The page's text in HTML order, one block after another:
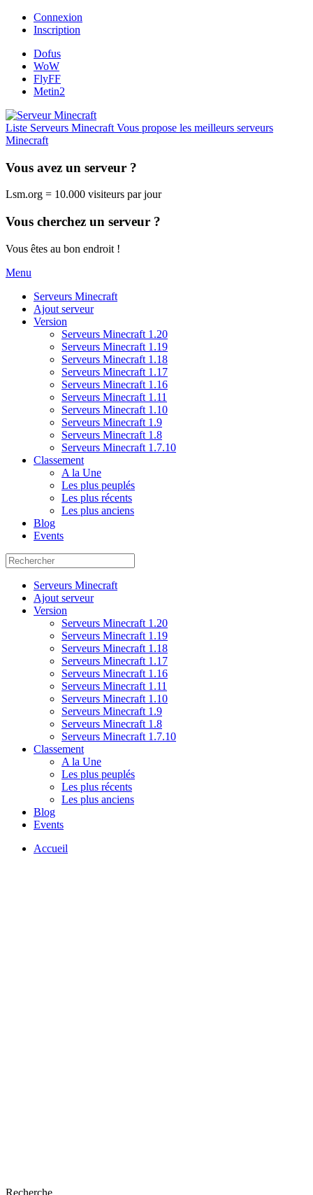
Connexion
Inscription
Dofus
WoW
FlyFF
Metin2
Liste Serveurs Minecraft Vous propose les meilleurs serveurs
Minecraft
Vous avez un serveur ?
Lsm.org = 10.000 visiteurs par jour
Vous cherchez un serveur ?
Vous êtes au bon endroit !
Menu
Serveurs Minecraft
Ajout serveur
Version
Serveurs Minecraft 1.20
Serveurs Minecraft 1.19
Serveurs Minecraft 1.18
Serveurs Minecraft 1.17
Serveurs Minecraft 1.16
Serveurs Minecraft 1.11
Serveurs Minecraft 1.10
Serveurs Minecraft 1.9
Serveurs Minecraft 1.8
Serveurs Minecraft 1.7.10
Classement
A la Une
Les plus peuplés
Les plus récents
Les plus anciens
Blog
Events
Serveurs Minecraft
Ajout serveur
Version
Serveurs Minecraft 1.20
Serveurs Minecraft 1.19
Serveurs Minecraft 1.18
Serveurs Minecraft 1.17
Serveurs Minecraft 1.16
Serveurs Minecraft 1.11
Serveurs Minecraft 1.10
Serveurs Minecraft 1.9
Serveurs Minecraft 1.8
Serveurs Minecraft 1.7.10
Classement
A la Une
Les plus peuplés
Les plus récents
Les plus anciens
Blog
Events
Accueil
Recherche